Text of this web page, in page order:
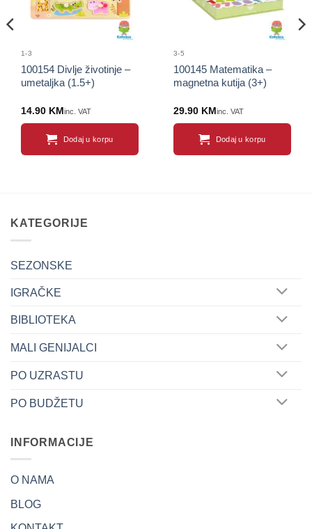
1-3
100154 Divlje životinje –
umetaljka (1.5+)
14.90 KM inc. VAT
Dodaj u korpu
3-5
100145 Matematika –
magnetna kutija (3+)
29.90 KM inc. VAT
Dodaj u korpu
KATEGORIJE
SEZONSKE
IGRAČKE
BIBLIOTEKA
MALI GENIJALCI
PO UZRASTU
PO BUDŽETU
INFORMACIJE
O NAMA
BLOG